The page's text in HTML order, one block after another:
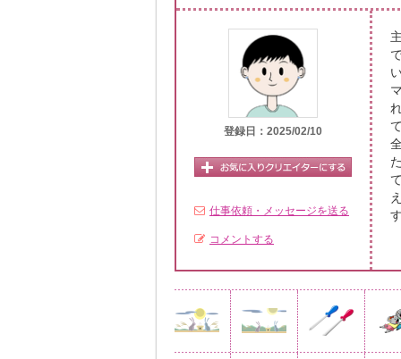
登録日：2025/02/10
仕事依頼・メッセージを送る
コメントする